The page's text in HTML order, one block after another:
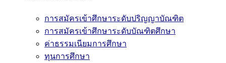
การสมัครเข้าศึกษาระดับปริญญาบัณฑิต
การสมัครเข้าศึกษาระดับบัณฑิตศึกษา
ค่าธรรมเนียมการศึกษา
ทุนการศึกษา